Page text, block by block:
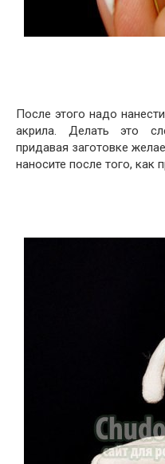
После этого надо
акрила. Делать это
придавая заготовке
наносите после того,